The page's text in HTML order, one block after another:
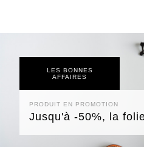
LES BONNES
AFFAIRES
PRODUIT EN PROMOTION
Jusqu'à -50%, la